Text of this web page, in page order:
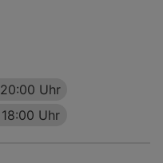
20:00 Uhr
18:00 Uhr